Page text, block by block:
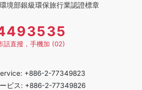
境部銀級環保旅行業認證標章
話直撥，手機加 (02)
+886-2-77349823
ビス: +886-2-77349826